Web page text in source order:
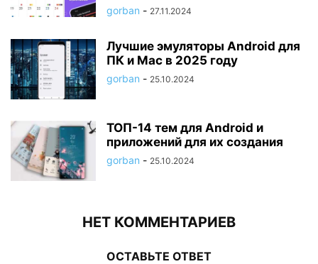
gorban - 27.11.2024
Лучшие эмуляторы Android для
ПК и Mac в 2025 году
gorban - 25.10.2024
ТОП-14 тем для Android и
приложений для их создания
gorban - 25.10.2024
НЕТ КОММЕНТАРИЕВ
ОСТАВЬТЕ ОТВЕТ